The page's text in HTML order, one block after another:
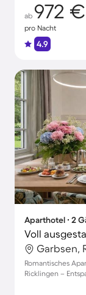
ab 972 €
pro Nacht
4.9
Aparthotel ∙ 2
Garbsen,
Romantisches
Ricklingen –